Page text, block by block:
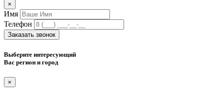
×
Имя
Телефон
Заказать звонок
Выберите интересующий
Вас регион и город
×